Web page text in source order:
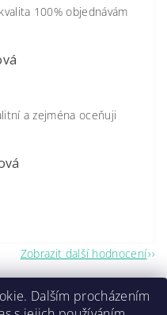
100% objednávám
a zejména oceňuji
Zobrazit další hodnocení
Dalším procházením